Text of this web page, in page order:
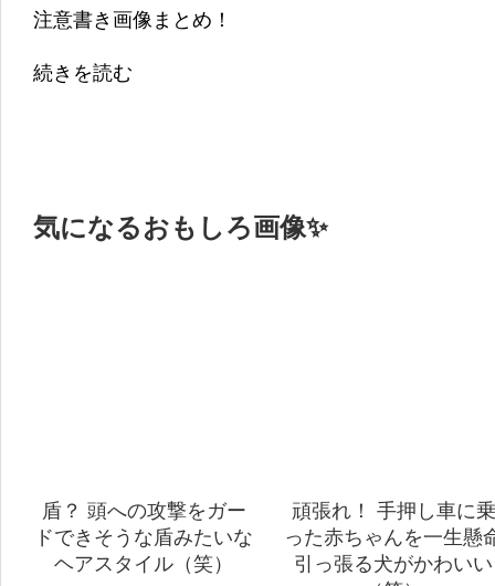
注意書き画像まとめ！
続きを読む
気になるおもしろ画像✨
盾？ 頭への攻撃をガー
ドできそうな盾みたいな
ヘアスタイル（笑）
頑張れ！ 手押し車に乗
った赤ちゃんを一生懸
引っ張る犬がかわいい